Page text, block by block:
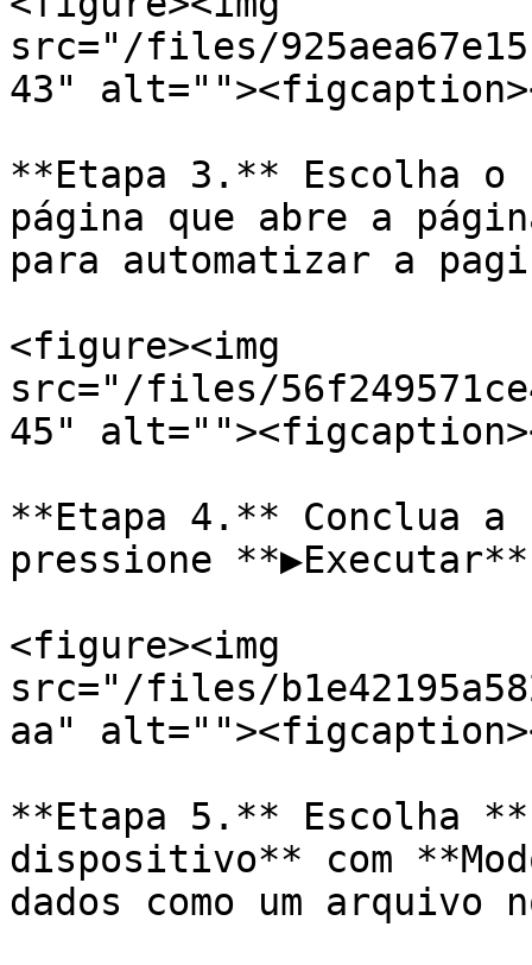
src="/files/
43"
**Etapa 3.** Escolha o
página que abre a
para automatizar a
<figure><img
src="/files/
45"
**Etapa 4.** Conclua a
pressione
<figure><img
src="/files/
aa"
**Etapa 5.** Escolha
dispositivo** com
dados como um arquivo